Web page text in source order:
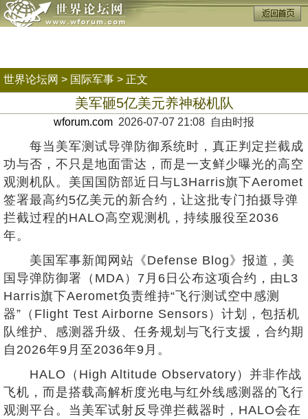
世界论坛网 > 国际军事 > 正文
美军砸5亿美元养神秘机队
wforum.com 2026-07-07 21:08 自由时报
每当美军测试导弹防御系统时，真正判定拦截成
功与否，不只是地面雷达，而是一支鲜少曝光的高空
观测机队。美国国防部近日与L3Harris旗下Aeromet
签署最高约5亿美元的新合约，让这批专门拍摄导弹
拦截过程的HALO高空观测机，持续服役至2036
年。
美国军事新闻网站《Defense Blog》报道，美
国导弹防御署（MDA）7月6日公布这项合约，由L3
Harris旗下Aeromet负责维持“飞行测试空中感测
器”（Flight Test Airborne Sensors）计划，包括机
队维护、感测器升级、任务规划与飞行支援，合约期
自2026年9月至2036年9月。
HALO（High Altitude Observatory）并非作战
飞机，而是搭载高解析度光电与红外线感测器的飞行
观测平台。当美军试射反导弹拦截器时，HALO会在